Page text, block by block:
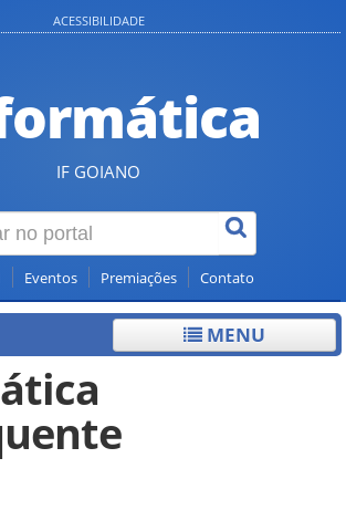
ACESSIBILIDADE
IF GOIANO
Eventos Premiações Contato
MENU